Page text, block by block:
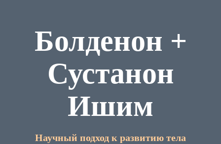
Болденон +
Сустанон
Ишим
Научный подход к развитию тела